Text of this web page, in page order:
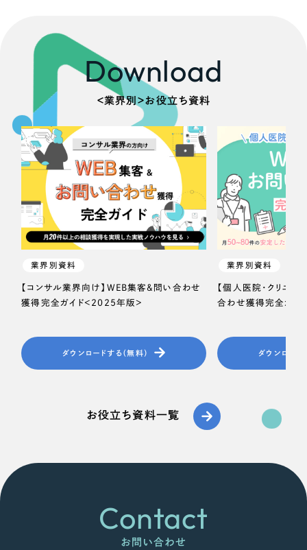
Download
＜業界別＞お役立ち資料
業界別資料
【コンサル業界向け】WEB集客＆問い合わせ
獲得完全ガイド＜2025年版＞
ダウンロードする（無料）
業界別資料
【個人医院・クリニッ
合わせ獲得完全ガイ
ダウンロード
お役立ち資料一覧
Contact
お問い合わせ